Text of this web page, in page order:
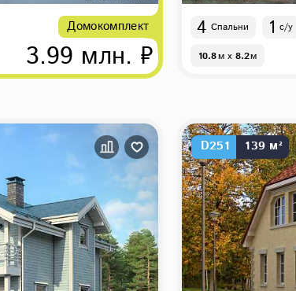
Домокомплект
3.99 млн. ₽
4 Спальни 1 с/у
10.8м x 8.2м
D251 139 м²